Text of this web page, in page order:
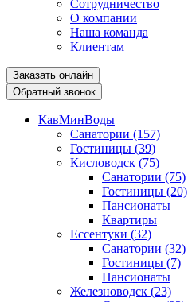
Сотрудничество
О компании
Наша команда
Клиентам
Заказать онлайн
Обратный звонок
КавМинВоды
Санатории (157)
Гостиницы (39)
Кисловодск (75)
Санатории (75)
Гостиницы (20)
Пансионаты
Квартиры
Ессентуки (32)
Санатории (32)
Гостиницы (7)
Пансионаты
Железноводск (23)